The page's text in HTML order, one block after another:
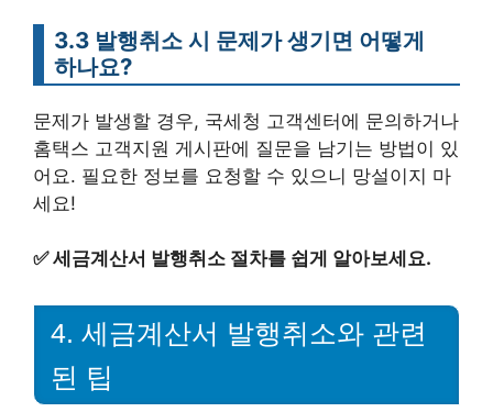
3.3 발행취소 시 문제가 생기면 어떻게
하나요?
문제가 발생할 경우, 국세청 고객센터에 문의하거나
홈택스 고객지원 게시판에 질문을 남기는 방법이 있
어요. 필요한 정보를 요청할 수 있으니 망설이지 마
세요!
✅세금계산서 발행취소 절차를 쉽게 알아보세요.
4. 세금계산서 발행취소와 관련
된 팁